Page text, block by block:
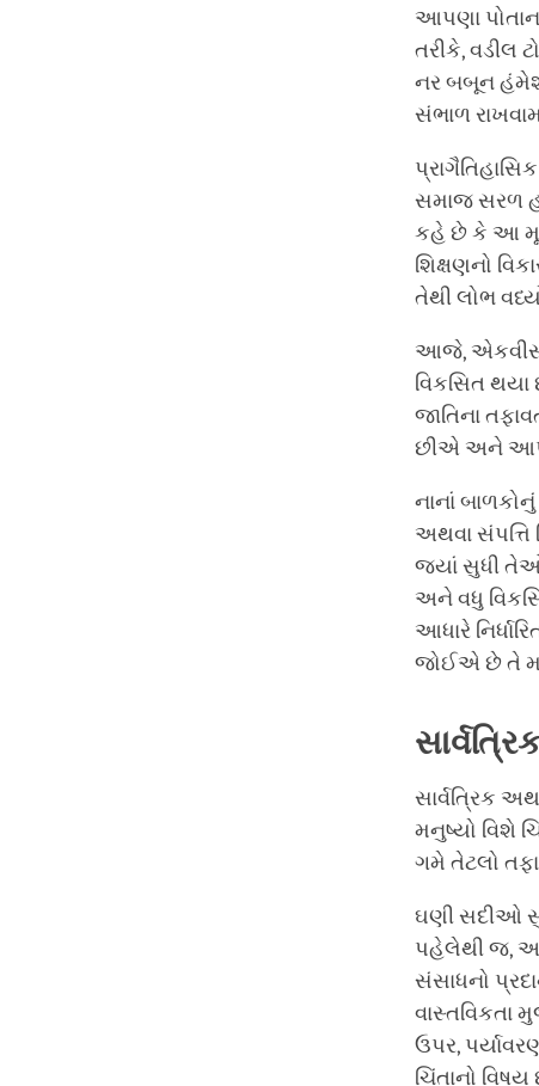
આપણા
તરીકે, વડીલ
નર બબૂન
સંભાળ
સમાજ સરળ
કહે છે કે આ
શિક્ષણનો
તેથી લોભ
આજે,
વિકસિત
જાતિના
છીએ અને
નાનાં
અથવા
જ્યાં સુધી તેઓ
અને વધુ
આધારે
જોઈએ છે તે
સાર્વત્રિક
મનુષ્યો વિશે
ગમે તેટલો
ઘણી સદીઓ
પહેલેથી જ,
સંસાધનો
વાસ્તવિકતા
ઉપર,
ચિંતાનો